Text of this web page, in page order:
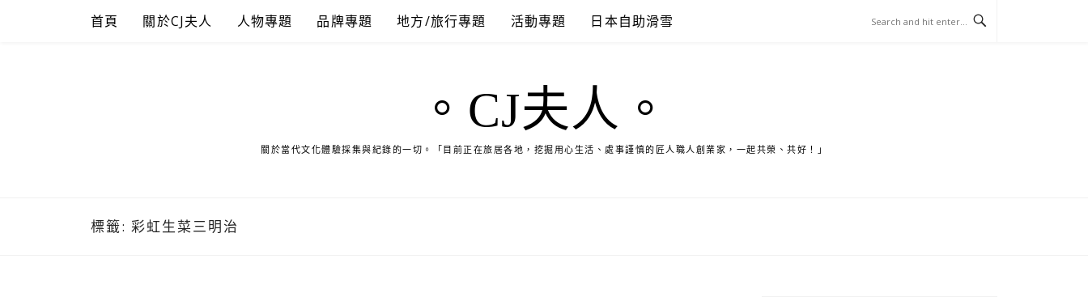
首頁 關於CJ夫人 人物專題 品牌專題 地方/旅行專題 活動專題 日本自助滑雪
。CJ夫人。
關於當代文化體驗採集與紀錄的一切。「目前正在旅居各地，挖掘用心生活、處事謹慎的匠人職人創業家，一起共榮、共好！」
標籤: 彩虹生菜三明治